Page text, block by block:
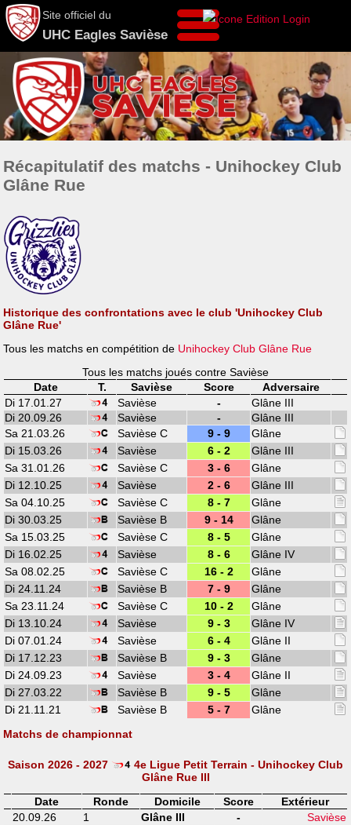
Site officiel du
UHC Eagles Savièse
Récapitulatif des matchs - Unihockey Club
Glâne Rue
Historique des confrontations avec le club 'Unihockey Club
Glâne Rue'
Tous les matchs en compétition de Unihockey Club Glâne Rue
Tous les matchs joués contre Savièse
Date
T. Savièse Score
Adversaire
Di 17.01.27
Savièse -
Glâne III
Di 20.09.26
Savièse -
Glâne III
Sa 21.03.26
Savièse C 9 - 9
Glâne
Di 15.03.26
Savièse 6 - 2
Glâne III
Sa 31.01.26
Savièse C 3 - 6
Glâne
Di 12.10.25
Savièse 2 - 6
Glâne III
Sa 04.10.25
Savièse C 8 - 7
Glâne
Di 30.03.25
Savièse B 9 - 14
Glâne
Sa 15.03.25
Savièse C 8 - 5
Glâne
Di 16.02.25
Savièse 8 - 6
Glâne IV
Sa 08.02.25
Savièse C 16 - 2
Glâne
Di 24.11.24
Savièse B 7 - 9
Glâne
Sa 23.11.24
Savièse C 10 - 2
Glâne
Di 13.10.24
Savièse 9 - 3
Glâne IV
Di 07.01.24
Savièse 6 - 4
Glâne II
Di 17.12.23
Savièse B 9 - 3
Glâne
Di 24.09.23
Savièse 3 - 4
Glâne II
Di 27.03.22
Savièse B 9 - 5
Glâne
Di 21.11.21
Savièse B 5 - 7
Glâne
Matchs de championnat
Saison 2026 - 2027
4e Ligue Petit Terrain - Unihockey Club
Glâne Rue III
Date
Ronde Domicile Score
Extérieur
20.09.26
1 Glâne III -
Savièse